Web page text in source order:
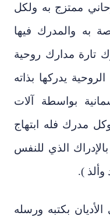
ممتزج به ولكل
به والمدرك فيها
تارة مدارك روحية
يدركها بذاته
بواسطة آلات
مدرك فله ابتهاج
الذي للنفس
).
بكتبه ورسله